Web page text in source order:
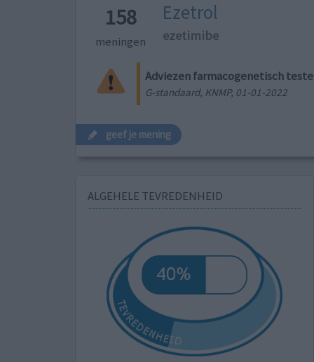
158
meningen
Ezetrol
ezetimibe
Adviezen farmacogenetisch
G-standaard, KNMP, 01-01-2022
geef je mening
ALGEHELE TEVREDENHEID